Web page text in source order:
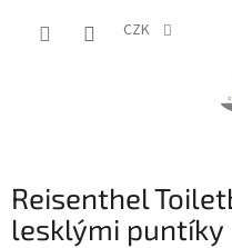
CZK
Reisenthel
lesklými puntíky